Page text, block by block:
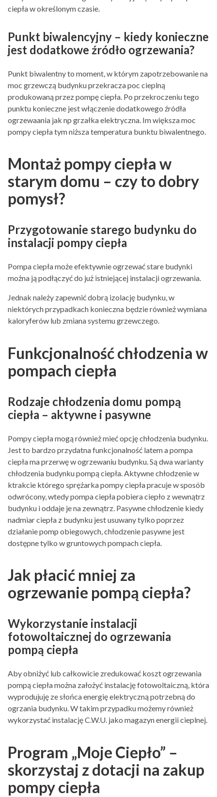
ciepła w określonym czasie.
Punkt biwalencyjny – kiedy konieczne
jest dodatkowe źródło ogrzewania?
Punkt biwalentny to moment, w którym zapotrzebowanie na
moc grzewczą budynku przekracza poc cieplną
produkowaną przez pompę ciepła. Po przekroczeniu tego
punktu konieczne jest włączenie dodatkowego źródła
ogrzewaania jak np grzałka elektryczna. Im większa moc
pompy ciepła tym niższa temperatura bunktu biwalentnego.
Montaż pompy ciepła w
starym domu – czy to dobry
pomysł?
Przygotowanie starego budynku do
instalacji pompy ciepła
Pompa ciepła może efektywnie ogrzewać stare budynki
można ją podłączyć do już istniejącej instalacji ogrzewania.
Jednak należy zapewnić dobrą izolację budynku, w
niektórych przypadkach konieczna będzie również wymiana
kaloryferów lub zmiana systemu grzewczego.
Funkcjonalność chłodzenia w
pompach ciepła
Rodzaje chłodzenia domu pompą
ciepła – aktywne i pasywne
Pompy ciepła mogą również mieć opcję chłodzenia budynku.
Jest to bardzo przydatna funkcjonalność latem a pompa
ciepła ma przerwę w ogrzewaniu budynku. Są dwa warianty
chłodzenia budynku pompą ciepła. Aktywne chłodzenie w
ktrakcie którego sprężarka pompy ciepła pracuje w sposób
odwrócony, wtedy pompa ciepła pobiera ciepło z wewnątrz
budynku i oddaje je na zewnątrz. Pasywne chłodzenie kiedy
nadmiar ciepła z budynku jest usuwany tylko poprzez
działanie pomp obiegowych, chłodzenie pasywne jest
dostępne tylko w gruntowych pompach ciepła.
Jak płacić mniej za
ogrzewanie pompą ciepła?
Wykorzystanie instalacji
fotowoltaicznej do ogrzewania
pompą ciepła
Aby obniżyć lub całkowicie zredukować koszt ogrzewania
pompą ciepła można założyć instalację fotowoltaiczną, która
wyprodujuję ze słońca energię elektryczną potrzebną do
ogrzania budynku. W takim przypadku możemy również
wykorzystać instalację C.W.U. jako magazyn energii cieplnej.
Program „Moje Ciepło” –
skorzystaj z dotacji na zakup
pompy ciepła